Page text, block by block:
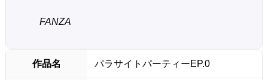
FANZA
作品名 パラサイトパーティーEP.0